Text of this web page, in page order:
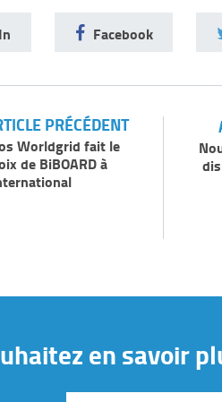
Facebook
PRÉCÉDENT
Worldgrid fait le
de BiBOARD à
en savoir